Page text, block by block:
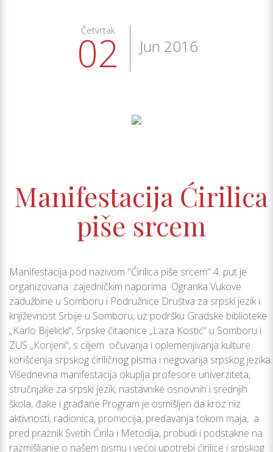
Četvrtak
02 Jun 2016
Manifestacija Ćirilica
piše srcem
Manifestacija pod nazivom "Ćirilica piše srcem" 4. put je
organizovana zajedničkim naporima Ogranka Vukove
zadužbine u Somboru i Podružnice Društva za srpski jezik i
književnost Srbije u Somboru, uz podršku Gradske biblioteke
„Karlo Bijelicki“, Srpske čitaonice „Laza Kostić“ u Somboru i
ZUS „Korijeni“, s ciljem očuvanja i oplemenjivanja kulture
korišćenja srpskog ćiriličnog pisma i negovanja srpskog jezika.
Višednevna manifestacija okuplja profesore univerziteta,
stručnjake za srpski jezik, nastavnike osnovnih i srednjih
škola, đake i građane.Program je osmišljen da kroz niz
aktivnosti, radionica, promocija, predavanja tokom maja, a
pred praznik Svetih Ćirila i Metodija, probudi i podstakne na
razmišljanje o našem pismu i većoj upotrebi ćirilice i srpskog